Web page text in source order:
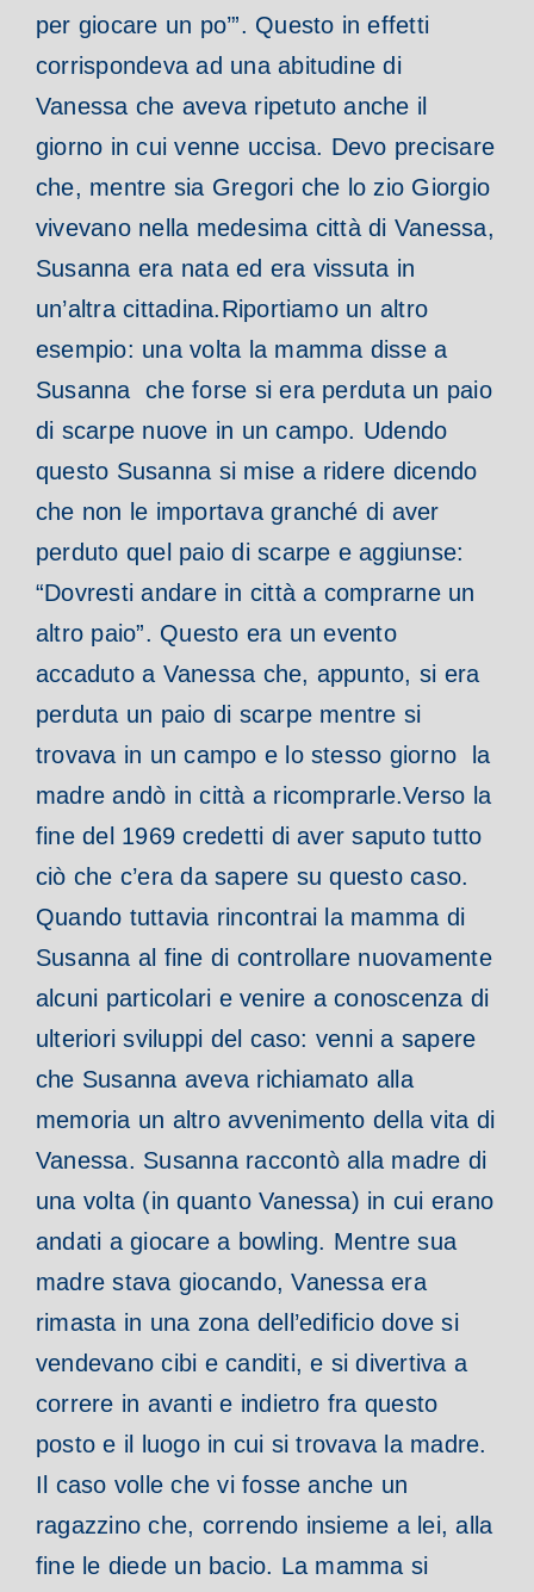
per giocare un po’”. Questo in effetti
corrispondeva ad una abitudine di
Vanessa che aveva ripetuto anche il
giorno in cui venne uccisa. Devo precisare
che, mentre sia Gregori che lo zio Giorgio
vivevano nella medesima città di Vanessa,
Susanna era nata ed era vissuta in
un’altra cittadina.Riportiamo un altro
esempio: una volta la mamma disse a
Susanna che forse si era perduta un paio
di scarpe nuove in un campo. Udendo
questo Susanna si mise a ridere dicendo
che non le importava granché di aver
perduto quel paio di scarpe e aggiunse:
“Dovresti andare in città a comprarne un
altro paio”. Questo era un evento
accaduto a Vanessa che, appunto, si era
perduta un paio di scarpe mentre si
trovava in un campo e lo stesso giorno la
madre andò in città a ricomprarle.Verso la
fine del 1969 credetti di aver saputo tutto
ciò che c’era da sapere su questo caso.
Quando tuttavia rincontrai la mamma di
Susanna al fine di controllare nuovamente
alcuni particolari e venire a conoscenza di
ulteriori sviluppi del caso: venni a sapere
che Susanna aveva richiamato alla
memoria un altro avvenimento della vita di
Vanessa. Susanna raccontò alla madre di
una volta (in quanto Vanessa) in cui erano
andati a giocare a bowling. Mentre sua
madre stava giocando, Vanessa era
rimasta in una zona dell’edificio dove si
vendevano cibi e canditi, e si divertiva a
correre in avanti e indietro fra questo
posto e il luogo in cui si trovava la madre.
Il caso volle che vi fosse anche un
ragazzino che, correndo insieme a lei, alla
fine le diede un bacio. La mamma si